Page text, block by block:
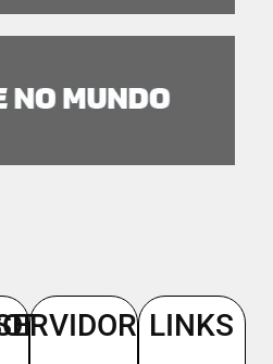
LINKS